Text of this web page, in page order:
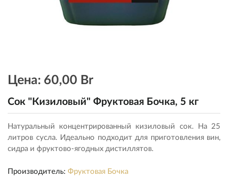
Цена: 60,00 Br
Сок "Кизиловый" Фруктовая Бочка, 5 кг
Натуральный концентрированный кизиловый сок. На 25
литров сусла. Идеально подходит для приготовления вин,
сидра и фруктово-ягодных дистиллятов.
Производитель: Фруктовая Бочка